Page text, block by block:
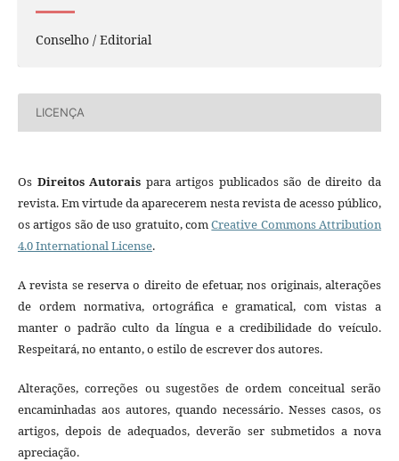
Conselho / Editorial
LICENÇA
Os Direitos Autorais para artigos publicados são de direito da
revista. Em virtude da aparecerem nesta revista de acesso público,
os artigos são de uso gratuito, comCreative Commons Attribution
4.0 International License.
A revista se reserva o direito de efetuar, nos originais, alterações
de ordem normativa, ortográfica e gramatical, com vistas a
manter o padrão culto da língua e a credibilidade do veículo.
Respeitará, no entanto, o estilo de escrever dos autores.
Alterações, correções ou sugestões de ordem conceitual serão
encaminhadas aos autores, quando necessário. Nesses casos, os
artigos, depois de adequados, deverão ser submetidos a nova
apreciação.